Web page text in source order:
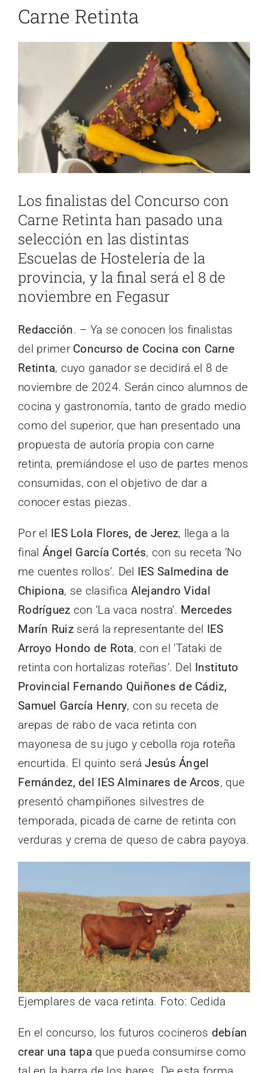
Carne Retinta
más
grande
Los finalistas del Concurso con
Carne Retinta han pasado una
selección en las distintas
Escuelas de Hostelería de la
provincia, y la final será el 8 de
noviembre en Fegasur
Redacción. – Ya se conocen los finalistas
del primer Concurso de Cocina con Carne
Retinta, cuyo ganador se decidirá el 8 de
noviembre de 2024. Serán cinco alumnos de
cocina y gastronomía, tanto de grado medio
como del superior, que han presentado una
propuesta de autoría propia con carne
retinta, premiándose el uso de partes menos
consumidas, con el objetivo de dar a
conocer estas piezas.
Por el IES Lola Flores, de Jerez, llega a la
final Ángel García Cortés, con su receta ‘No
me cuentes rollos’. Del IES Salmedina de
Chipiona, se clasifica Alejandro Vidal
Rodríguez con ‘La vaca nostra’. Mercedes
Marín Ruizserá la representante del IES
Arroyo Hondo de Rota, con el ‘Tataki de
retinta con hortalizas roteñas’. Del Instituto
Provincial Fernando Quiñones de Cádiz,
Samuel García Henry, con su receta de
arepas de rabo de vaca retinta con
mayonesa de su jugo y cebolla roja roteña
encurtida. El quinto seráJesús Ángel
Fernández, del IES Alminares de Arcos, que
presentó champiñones silvestres de
temporada, picada de carne de retinta con
verduras y crema de queso de cabra payoya.
Ejemplares de vaca retinta. Foto: Cedida
En el concurso, los futuros cocineros debían
crear una tapa que pueda consumirse como